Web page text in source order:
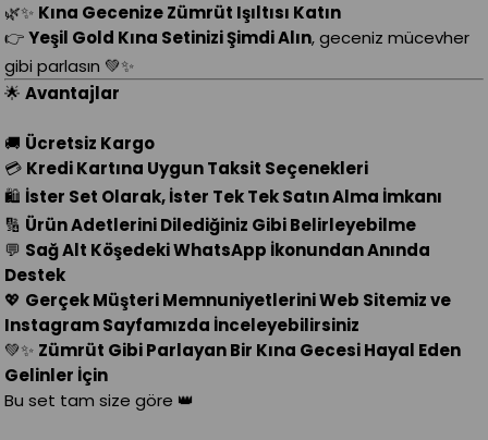
🌿✨ Kına Gecenize Zümrüt Işıltısı Katın
👉Yeşil Gold Kına Setinizi Şimdi Alın, geceniz mücevher
gibi parlasın 💚✨
🌟Avantajlar
🚚 Ücretsiz Kargo
💳 Kredi Kartına Uygun Taksit Seçenekleri
🛍️ İster Set Olarak, İster Tek Tek Satın Alma İmkanı
🔢 Ürün Adetlerini Dilediğiniz Gibi Belirleyebilme
💬 Sağ Alt Köşedeki WhatsApp İkonundan Anında
Destek
💖 Gerçek Müşteri Memnuniyetlerini Web Sitemiz ve
Instagram Sayfamızda İnceleyebilirsiniz
💚✨ Zümrüt Gibi Parlayan Bir Kına Gecesi Hayal Eden
Gelinler İçin
Bu set tam size göre 👑